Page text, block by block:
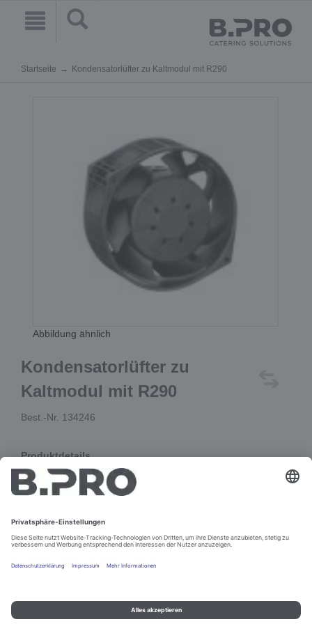
Startseite Kondensatorlüfter zu Kaltmodul mit R290
Abbildung ähnlich
Kondensatorlüfter zu
Kaltmodul mit R290
Best.-Nr. 134246
Produktdetails
Axial-Lüfter NMB 230V AC
mit 1 m langer basisisolierter Anschlussleitung
In den Warenkorb